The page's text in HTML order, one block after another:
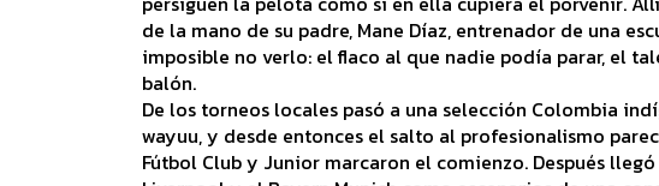
de la mano de su padre, Mane Díaz, entrenador de una
imposible no verlo: el flaco al que nadie podía parar, el
balón.
De los torneos locales pasó a una selección Colombia
wayuu, y desde entonces el salto al profesionalismo
Fútbol Club y Junior marcaron el comienzo. Después